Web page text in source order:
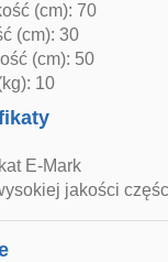
(cm): 70
(cm): 30
(cm): 50
10
E-Mark
jakości